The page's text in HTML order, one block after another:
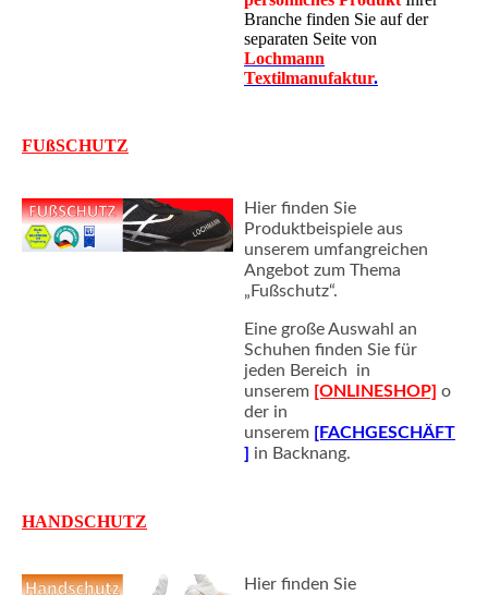
Branche finden Sie auf der
separaten Seite von
Lochmann
Textilmanufaktur.
FUßSCHUTZ
Hier finden Sie
Produktbeispiele aus
unserem umfangreichen
Angebot zum Thema
„Fußschutz“.
Eine große Auswahl an
Schuhen finden Sie für
jeden Bereich in
unserem [ONLINESHOP] o
der in
unserem [FACHGESCHÄFT
] in Backnang.
HANDSCHUTZ
Hier finden Sie